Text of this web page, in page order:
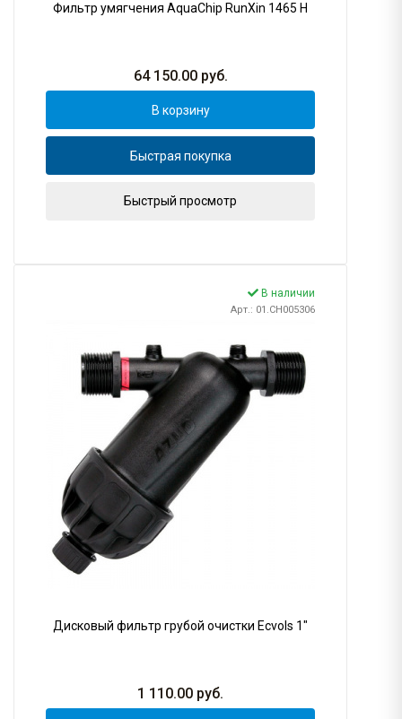
Фильтр умягчения AquaChip RunXin 1465 H
64 150.00руб.
В корзину
Быстрая покупка
Быстрый просмотр
В наличии
Арт.: 01.CH005306
Дисковый фильтр грубой очистки Ecvols 1"
1 110.00 руб.